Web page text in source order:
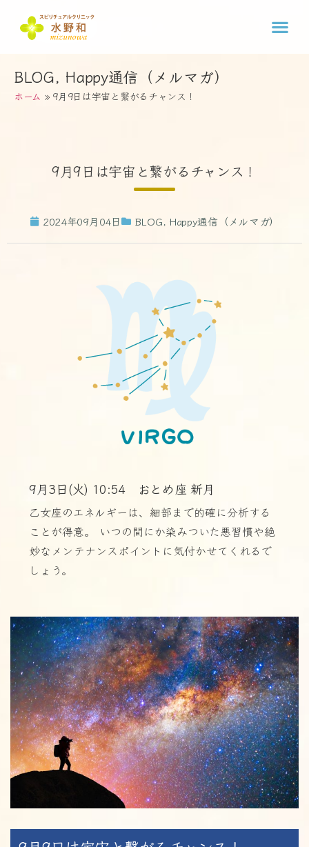
BLOG, Happy通信（メルマガ）
ホーム » 9月9日は宇宙と繋がるチャンス！
9月9日は宇宙と繋がるチャンス！
2024年09月04日 BLOG, Happy通信（メルマガ）
9月3日(火) 10:54 おとめ座 新月
乙女座のエネルギーは、細部まで的確に分析する
ことが得意。 いつの間にか染みついた悪習慣や絶
妙なメンテナンスポイントに気付かせてくれるで
しょう。